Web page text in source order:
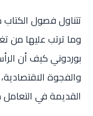
تتناول فصول
وما ترتب عليها من
بوردوني كيف أن
والفجوة
القديمة في